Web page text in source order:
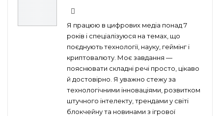
Я працюю в цифрових медіа понад 7
років і спеціалізуюся на темах, що
поєднують технології, науку, геймінг і
криптовалюту. Моє завдання —
пояснювати складні речі просто, цікаво
й достовірно. Я уважно стежу за
технологічними інноваціями, розвитком
штучного інтелекту, трендами у світі
блокчейну та новинами з ігрової